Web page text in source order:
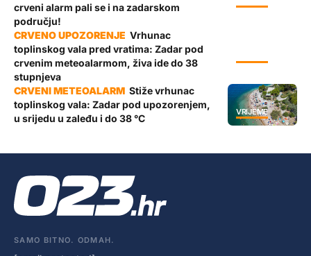
crveni alarm pali se i na zadarskom
području!
Vrhunac
toplinskog vala pred vratima: Zadar pod
crvenim meteoalarmom, živa ide do 38
stupnjeva
VRIJEME
Stiže vrhunac
toplinskog vala: Zadar pod upozorenjem,
u srijedu u zaleđu i do 38 °C
SAMO BITNO. ODMAH.